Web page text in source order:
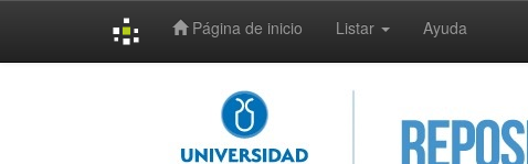
Página de inicio Listar Ayuda